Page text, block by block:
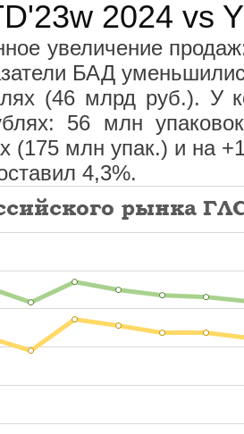
2024 vs
увеличение
БАД
(46 млрд руб.). У
56 млн
(175 млн упак.) и на
4,3%.